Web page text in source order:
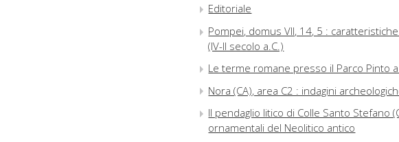
Editoriale
Pompei, domus VII, 14, 5 :
(IV-II secolo a.C.)
Le terme romane presso il Parco Pinto
Nora (CA), area C2 : indagini
Il pendaglio litico di Colle Santo Stefano
ornamentali del Neolitico antico